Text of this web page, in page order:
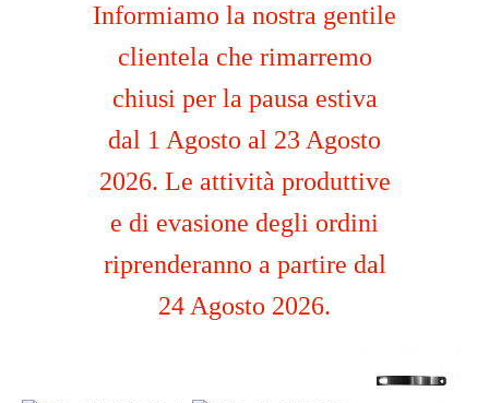
Informiamo la nostra gentile
clientela che rimarremo
chiusi per la pausa estiva
dal 1 Agosto al 23 Agosto
2026. Le attività produttive
e di evasione degli ordini
riprenderanno a partire dal
24 Agosto 2026.